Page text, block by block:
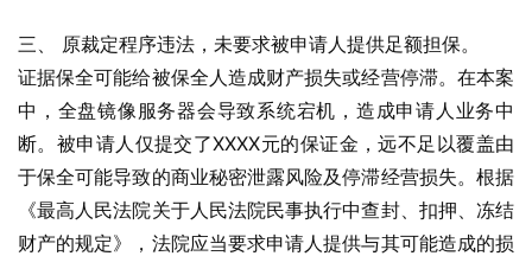
三、 原裁定程序违法，未要求被申请人提供足额担保。
证据保全可能给被保全人造成财产损失或经营停滞。在本案
中，全盘镜像服务器会导致系统宕机，造成申请人业务中
断。被申请人仅提交了XXXX元的保证金，远不足以覆盖由
于保全可能导致的商业秘密泄露风险及停滞经营损失。根据
《最高人民法院关于人民法院民事执行中查封、扣押、冻结
财产的规定》，法院应当要求申请人提供与其可能造成的损